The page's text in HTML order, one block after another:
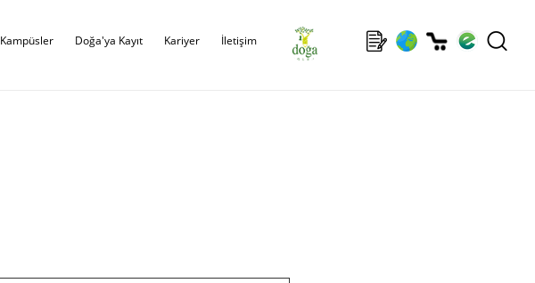
Kampüsler Doğa'ya Kayıt Kariyer İletişim